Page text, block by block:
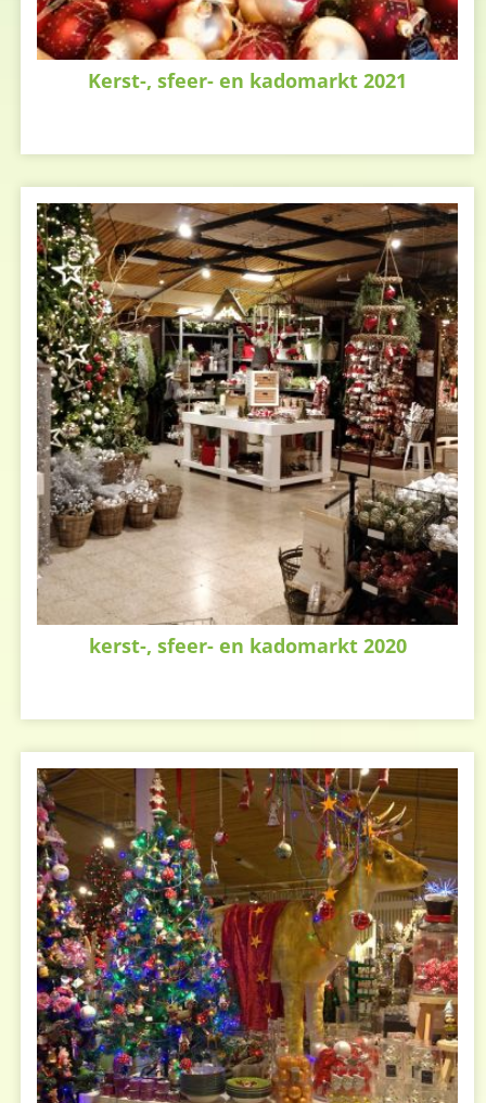
Kerst-, sfeer- en kadomarkt 2021
kerst-, sfeer- en kadomarkt 2020